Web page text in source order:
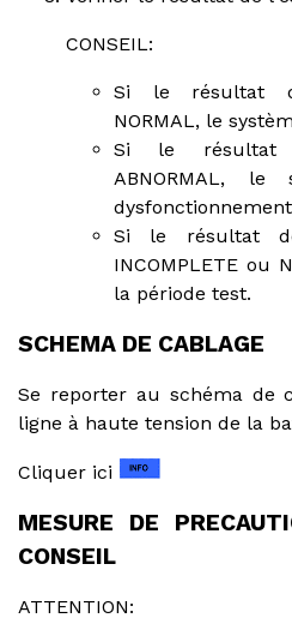
CONSEIL:
Si le résultat
NORMAL, le
Si le résultat
ABNORMAL, le
Si le résultat
INCOMPLETE ou
la période test.
SCHEMA DE CABLAGE
Se reporter au schéma de
ligne à haute tension de la
Cliquer ici
MESURE DE
CONSEIL
ATTENTION: